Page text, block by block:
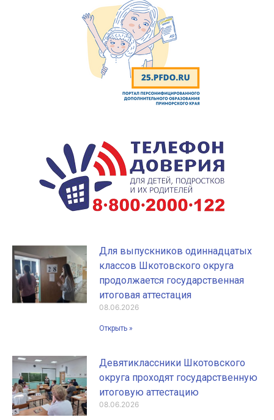
Для выпускников одиннадцатых
классов Шкотовского округа
продолжается государственная
итоговая аттестация
08.06.2026
Открыть »
Девятиклассники Шкотовского
округа проходят государственную
итоговую аттестацию
08.06.2026